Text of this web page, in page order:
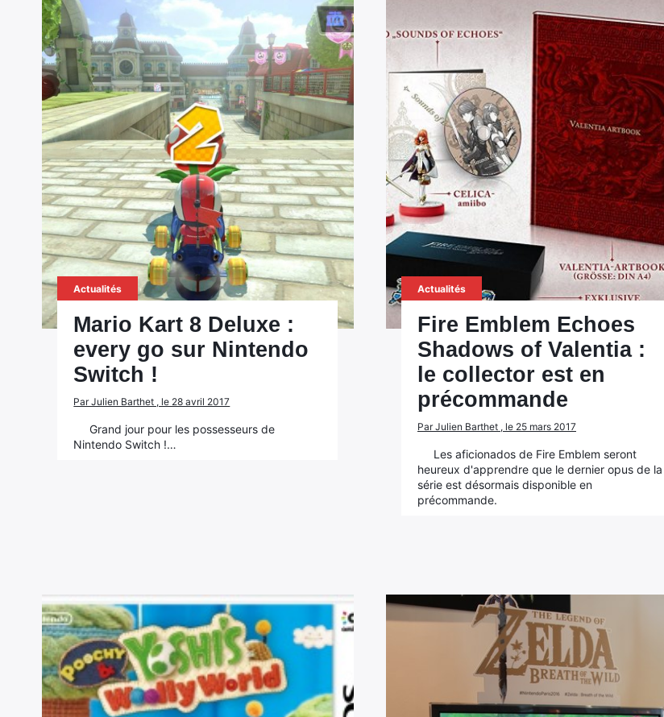
Actualités
Mario Kart 8 Deluxe :
every go sur Nintendo
Switch !
Par Julien Barthet , le 28 avril 2017
Grand jour pour les possesseurs de
Nintendo Switch !…
Actualités
Fire Emblem Echoes
Shadows of Valentia :
le collector est en
précommande
Par Julien Barthet , le 25 mars 2017
Les aficionados de Fire Emblem seront
heureux d'apprendre que le dernier opus de la
série est désormais disponible en
précommande.